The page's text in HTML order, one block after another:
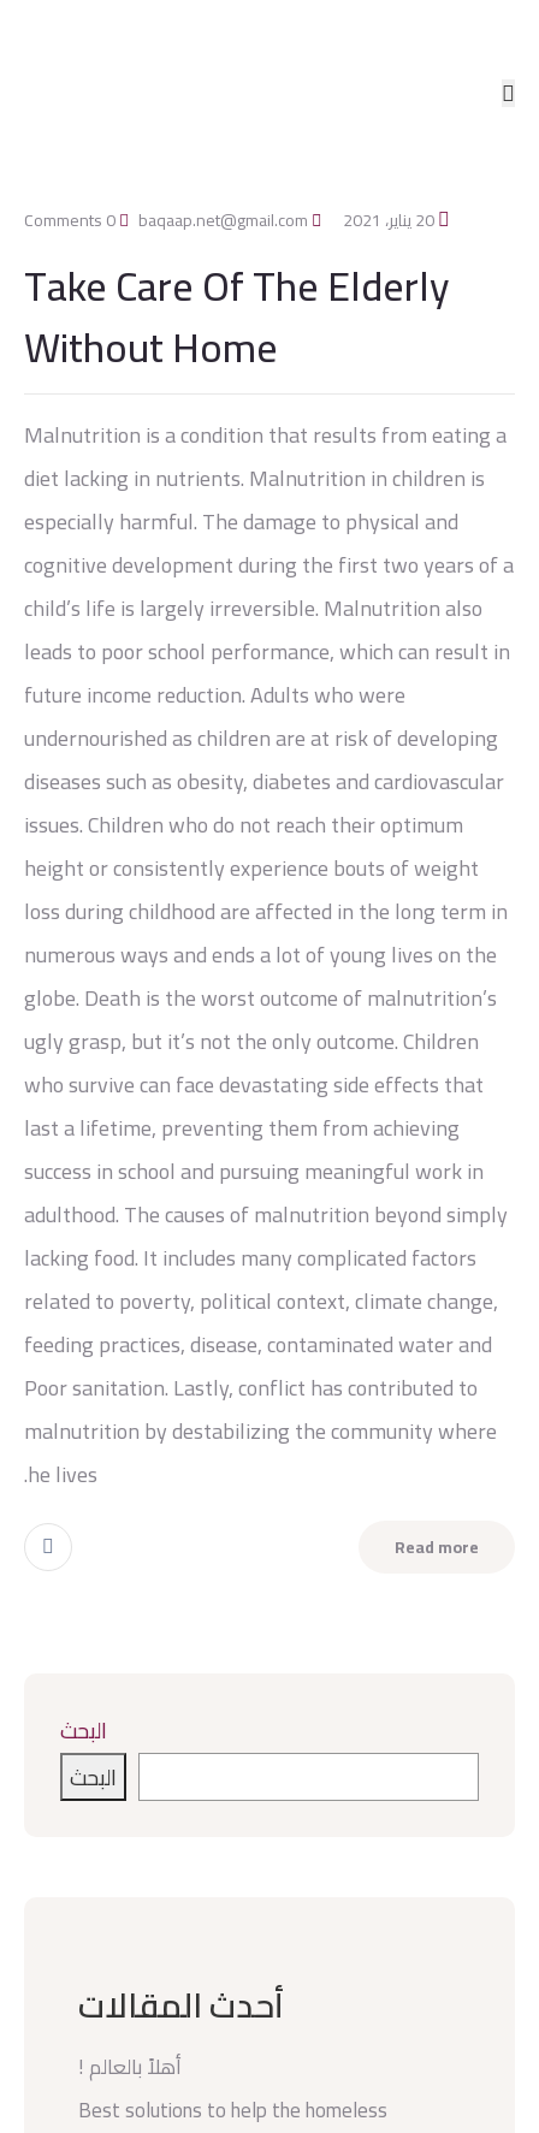
20 يناير، 2021 baqaap.net@gmail.com
0 Comments
Take Care Of The Elderly
Without Home
Malnutrition is a condition that results from eating a
diet lacking in nutrients. Malnutrition in children is
especially harmful. The damage to physical and
cognitive development during the first two years of a
child’s life is largely irreversible. Malnutrition also
leads to poor school performance, which can result in
future income reduction. Adults who were
undernourished as children are at risk of developing
diseases such as obesity, diabetes and cardiovascular
issues. Children who do not reach their optimum
height or consistently experience bouts of weight
loss during childhood are affected in the long term in
numerous ways and ends a lot of young lives on the
globe. Death is the worst outcome of malnutrition’s
ugly grasp, but it’s not the only outcome. Children
who survive can face devastating side effects that
last a lifetime, preventing them from achieving
success in school and pursuing meaningful work in
adulthood. The causes of malnutrition beyond simply
lacking food. It includes many complicated factors
related to poverty, political context, climate change,
feeding practices, disease, contaminated water and
Poor sanitation. Lastly, conflict has contributed to
malnutrition by destabilizing the community where
he lives.
Read more
البحث
البحث
أحدث المقالات
أهلاً بالعالم !
Best solutions to help the homeless